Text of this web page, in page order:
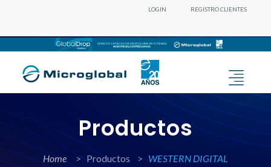
REGISTRO CLIENTES
LOGIN
Productos
Home >Productos > WESTERN DIGITAL